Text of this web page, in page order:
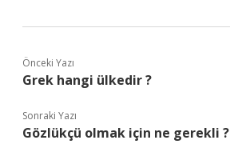
Önceki Yazı
Grek hangi ülkedir ?
Sonraki Yazı
Gözlükçü olmak için ne gerekli ?